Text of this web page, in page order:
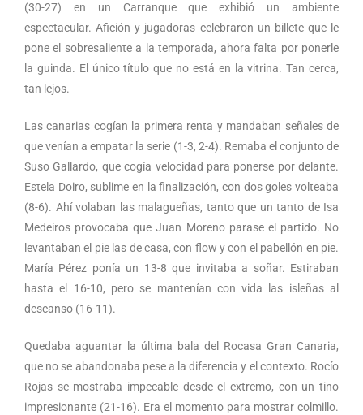
(30-27) en un Carranque que exhibió un ambiente
espectacular. Afición y jugadoras celebraron un billete que le
pone el sobresaliente a la temporada, ahora falta por ponerle
la guinda. El único título que no está en la vitrina. Tan cerca,
tan lejos.
Las canarias cogían la primera renta y mandaban señales de
que venían a empatar la serie (1-3, 2-4). Remaba el conjunto de
Suso Gallardo, que cogía velocidad para ponerse por delante.
Estela Doiro, sublime en la finalización, con dos goles volteaba
(8-6). Ahí volaban las malagueñas, tanto que un tanto de Isa
Medeiros provocaba que Juan Moreno parase el partido. No
levantaban el pie las de casa, con flow y con el pabellón en pie.
María Pérez ponía un 13-8 que invitaba a soñar. Estiraban
hasta el 16-10, pero se mantenían con vida las isleñas al
descanso (16-11).
Quedaba aguantar la última bala del Rocasa Gran Canaria,
que no se abandonaba pese a la diferencia y el contexto. Rocío
Rojas se mostraba impecable desde el extremo, con un tino
impresionante (21-16). Era el momento para mostrar colmillo.